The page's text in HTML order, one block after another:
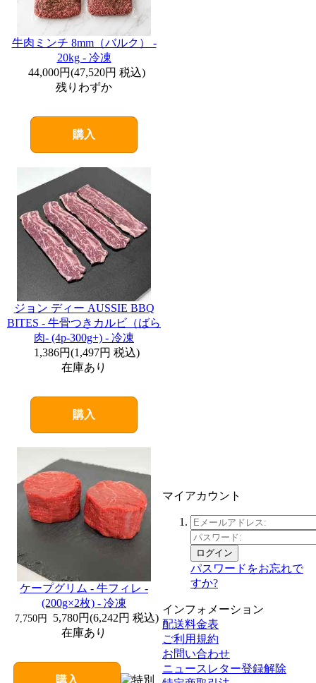
牛肉ミンチ 8mm（バルク） -
20kg - 冷凍
44,000円(47,520円 税込)
残りわずか
購入
ジョン ディー AUSSIE BBQ
BITES - 牛骨つきカルビ（ばら
肉- (4p-300g+) - 冷凍
1,386円(1,497円 税込)
在庫あり
購入
ケープグリム - 牛フィレ -
(200g×2枚) - 冷凍
7,750円 5,780円(6,242円 税込)
在庫あり
購入
マイアカウント
ログイン
パスワードをお忘れで
すか?
インフォメーション
配送料金表
ご利用規約
お問い合わせ
ニュースレター登録解除